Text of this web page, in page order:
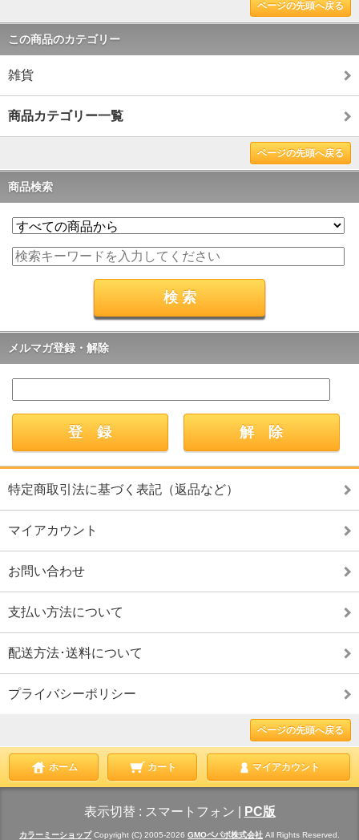
ページの先頭へ戻る
この商品のカテゴリー
雑貨
商品カテゴリー一覧
ページの先頭へ戻る
商品検索
メルマガ登録・解除
特定商取引法に基づく表記（返品など）
マイアカウント
お問い合わせ
支払い方法について
配送方法･送料について
プライバシーポリシー
ページの先頭へ戻る
ホーム カート マイアカウント
表示切替 : スマートフォン PC版
カラーミーショップCopyright (C) 2005-2026 GMOペパボ株式会社 All Rights Reserved.